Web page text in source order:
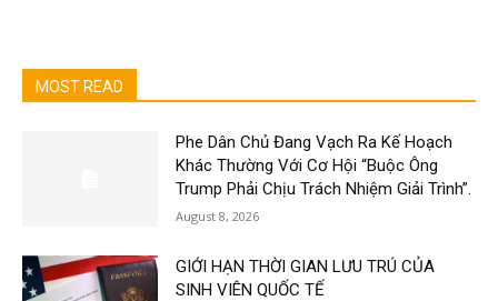
MOST READ
Phe Dân Chủ Đang Vạch Ra Kế Hoạch
Khác Thường Với Cơ Hội “Buộc Ông
Trump Phải Chịu Trách Nhiệm Giải Trình”.
August 8, 2026
GIỚI HẠN THỜI GIAN LƯU TRÚ CỦA
SINH VIÊN QUỐC TẾ